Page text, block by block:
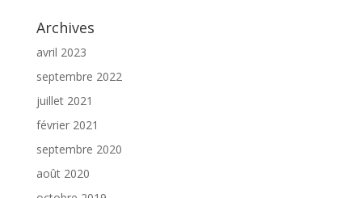
Archives
avril 2023
septembre 2022
juillet 2021
février 2021
septembre 2020
août 2020